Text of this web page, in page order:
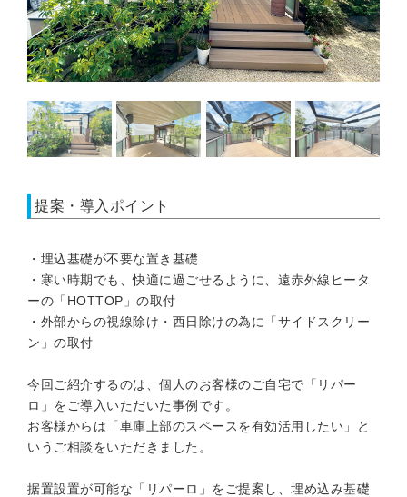
提案・導入ポイント
・埋込基礎が不要な置き基礎
・寒い時期でも、快適に過ごせるように、遠赤外線ヒータ
ーの「HOTTOP」の取付
・外部からの視線除け・西日除けの為に「サイドスクリー
ン」の取付
今回ご紹介するのは、個人のお客様のご自宅で「リパー
ロ」をご導入いただいた事例です。
お客様からは「車庫上部のスペースを有効活用したい」と
いうご相談をいただきました。
据置設置が可能な「リパーロ」をご提案し、埋め込み基礎